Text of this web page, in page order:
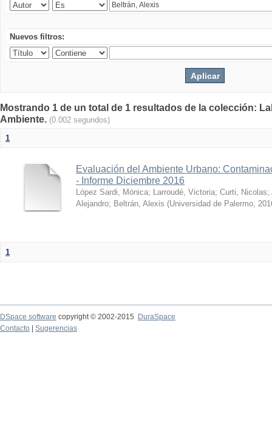
Nuevos filtros:
Mostrando 1 de un total de 1 resultados de la colección:
Ambiente. (0.002 segundos)
1
Evaluación del Ambiente Urbano:
- Informe Diciembre 2016
López Sardi, Mónica; Larroudé, Victoria; Curti, Nicolas;
Alejandro; Beltrán, Alexis (Universidad de Palermo,
1
DSpace software copyright © 2002-2015
DuraSpace
Contacto
Sugerencias